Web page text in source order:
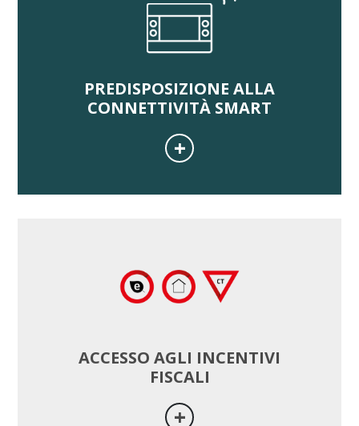
PREDISPOSIZIONE ALLA
CONNETTIVITÀ SMART
ACCESSO AGLI INCENTIVI
FISCALI